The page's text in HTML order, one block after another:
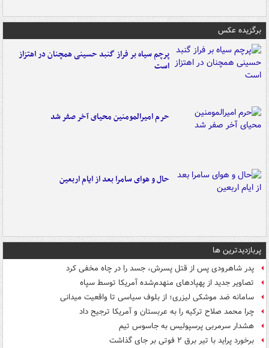
برگزیده عکس
پرچم سیاه بر فراز گنبد حسینی همچنان در اهتزاز
است
حرم امیرالمومنین محیای آخر صفر شد
حال و هوای سامرا بعد از ایام اربعین
پربازدیدترین ها
پدر شاهرودی پس از قتل پسرش، جسد را در چاه مخفی کرد
تصاویر جدید از پهپادهای منهدم‌شده آمریکا توسط سپاه
سامانه ضد موشکی لیزری؛ از بلوف سیاسی تا واقعیت میدانی
چرا محمد صلاح ترکیه را به عربستان و آمریکا ترجیح داد
هشدار سرمربی پرسپولیس به جاسوس تیم
برخورد پراید با تیر برق ۲ فوتی بر جای گذاشت